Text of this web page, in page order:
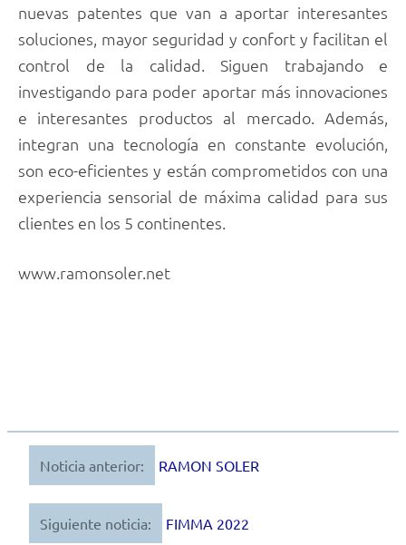
nuevas patentes que van a aportar interesantes
soluciones, mayor seguridad y confort y facilitan el
control de la calidad. Siguen trabajando e
investigando para poder aportar más innovaciones
e interesantes productos al mercado. Además,
integran una tecnología en constante evolución,
son eco-eficientes y están comprometidos con una
experiencia sensorial de máxima calidad para sus
clientes en los 5 continentes.
www.ramonsoler.net
Navegación
de
entradas
Noticia anterior: RAMON SOLER
Siguiente noticia: FIMMA 2022